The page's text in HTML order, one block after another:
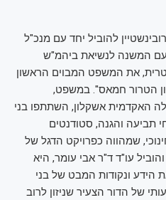
להוביל יחד עם מנכ"ל
המשנה לנשיאת ביהמ"ש
את המשפט המבוים הראשון
הטרור חמאס". במשפט,
האקדמית אשקלון, השתתפו בני
תביעה והגנה, סטודנטים
שמהווה כפרויקט הדגל של
עו"ד ד"ר אבי עומר, היא
הידע ונקודות המבט של בני
של הדור הצעיר שניזון לרוב